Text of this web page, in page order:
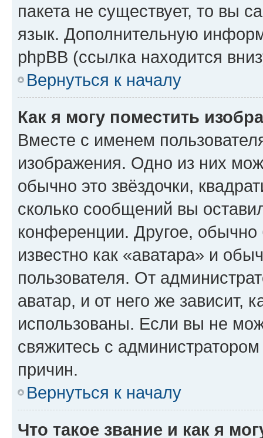
пакета не существует, то вы
язык. Дополнительную
phpBB (ссылка находится
Вернуться к началу
Как я могу поместить
Вместе с именем
изображения. Одно из них
обычно это звёздочки,
сколько сообщений вы
конференции. Другое,
известно как «аватара» и
пользователя. От
аватар, и от него же зависит,
использованы. Если вы не
свяжитесь с
причин.
Вернуться к началу
Что такое звание и как я